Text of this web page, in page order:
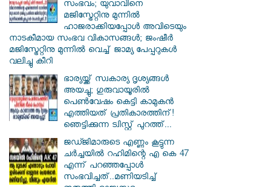
സംഭവം; യുവാവിനെ
മജിസ്ട്രേറ്റിനു മുന്നിൽ
ഹാജരാക്കിയപ്പോൾ അവിടെയും
നാടകീമായ സംഭവ വികാസങ്ങൾ; ജംഷീർ
മജിസ്ട്രേറ്റിനു മുന്നിൽ വെച്ച് ജാമ്യ പേപ്പറുകൾ
വലിച്ചു കീറി
ഭാര്യയ്ക്ക് സ്വകാര്യ ദൃശ്യങ്ങൾ
അയച്ചു; ഗുരുവായൂരിൽ
പെൺവേഷം കെട്ടി കാമുകൻ
എത്തിയത് പ്രതികാരത്തിന്!
ഞെട്ടിക്കുന്ന ട്വിസ്റ്റ് പുറത്ത്...
ജഡ്ജിമാരുടെ എണ്ണം കൂട്ടുന്ന
ചർച്ചയിൽ റഹിമിന്റെ എ കെ 47
എന്ന് പറഞ്ഞപ്പോൾ
സംഭവിച്ചത്..മണിയടിച്ച്